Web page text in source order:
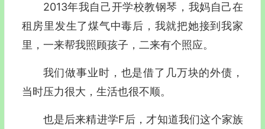
2013年我自己开学校教钢琴，我妈自己在
租房里发生了煤气中毒后，我就把她接到我家
里，一来帮我照顾孩子，二来有个照应。
我们做事业时，也是借了几万块的外债，
当时压力很大，生活也很不顺。
也是后来精进学F后，才知道我们这个家族